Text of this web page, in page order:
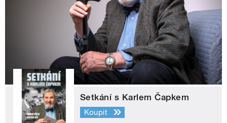
Setkání s Karlem Čapkem
Koupit